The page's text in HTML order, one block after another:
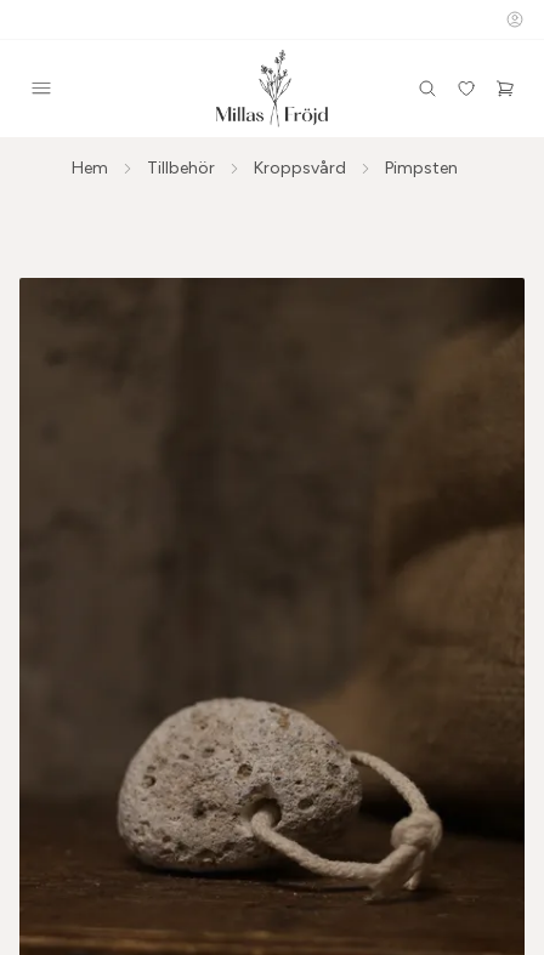
Hem Tillbehör Kroppsvård Pimpsten